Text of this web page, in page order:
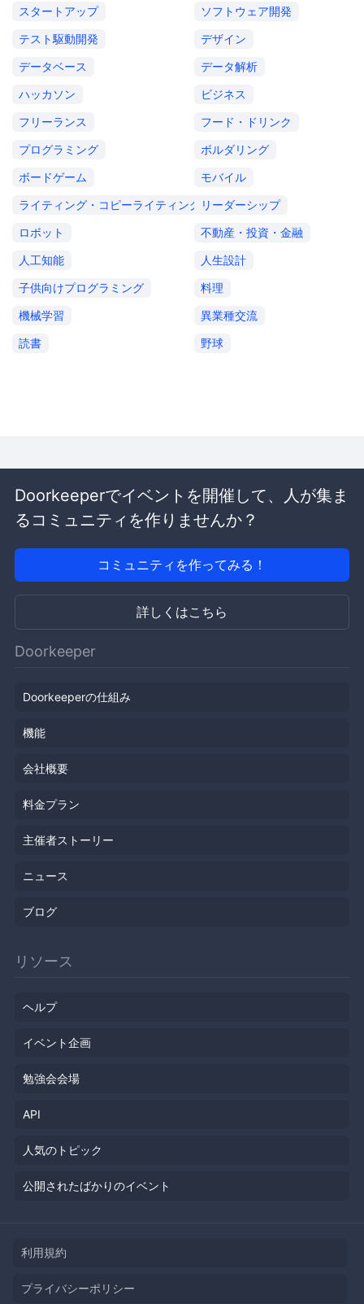
スタートアップ
ソフトウェア開発
テスト駆動開発
デザイン
データベース
データ解析
ハッカソン
ビジネス
フリーランス
フード・ドリンク
プログラミング
ボルダリング
ボードゲーム
モバイル
ライティング・コピーライティング
リーダーシップ
ロボット
不動産・投資・金融
人工知能
人生設計
子供向けプログラミング
料理
機械学習
異業種交流
読書
野球
Doorkeeperでイベントを開催して、人が集ま
るコミュニティを作りませんか？
コミュニティを作ってみる！
詳しくはこちら
Doorkeeper
Doorkeeperの仕組み
機能
会社概要
料金プラン
主催者ストーリー
ニュース
ブログ
リソース
ヘルプ
イベント企画
勉強会会場
API
人気のトピック
公開されたばかりのイベント
利用規約
プライバシーポリシー